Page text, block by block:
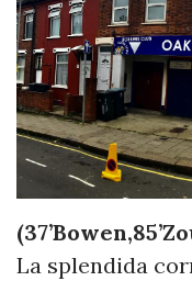
La splendida